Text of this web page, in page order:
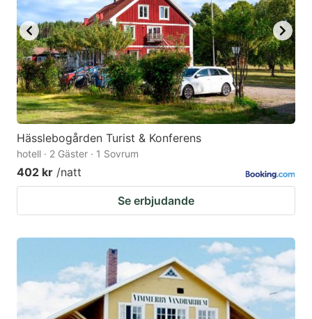
to
get
the
keyboard
shortcuts
for
changing
dates.
to
get
the
keyboard
shortcuts
for
changing
Hässlebogården Turist & Konferens
hotell · 2 Gäster · 1 Sovrum
402 kr /natt
Se erbjudande